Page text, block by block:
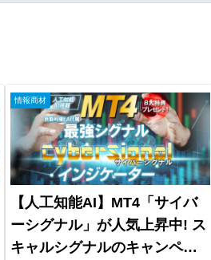
情報商材
【人工知能AI】MT4「サイバ
ーシグナル」が人気上昇中! ス
キャルシグナルのキャンペー